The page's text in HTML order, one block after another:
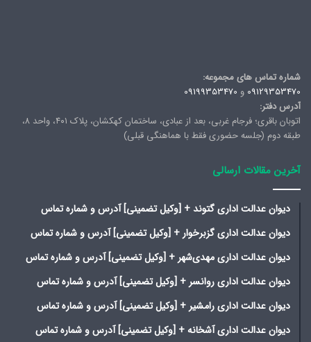
شماره تماس های مجموعه:
09129353470 و 09199353470
آدرس دفتر:
اتوبان باقری؛ فرجام غربی، بعد از عبادی، ساختمان کهکشان، پلاک ۴۰۱، واحد ۸،
طبقه دوم (جلسه حضوری فقط با هماهنگی قبلی)
آخرین مقالات ارسالی
دیوان عدالت اداری گتوند + [وکیل تضمینی] آدرس و شماره تماس
دیوان عدالت اداری گزبرخوار + [وکیل تضمینی] آدرس و شماره تماس
دیوان عدالت اداری مهدی‌شهر + [وکیل تضمینی] آدرس و شماره تماس
دیوان عدالت اداری روانسر + [وکیل تضمینی] آدرس و شماره تماس
دیوان عدالت اداری رامشیر + [وکیل تضمینی] آدرس و شماره تماس
دیوان عدالت اداری آشخانه + [وکیل تضمینی] آدرس و شماره تماس